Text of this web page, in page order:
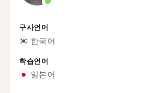
구사언어
한국어
학습언어
일본어